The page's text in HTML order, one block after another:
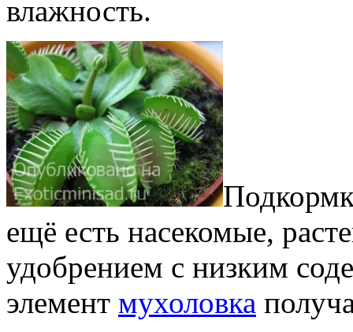
влажность.
ещё есть насекомые,
удобрением с низким
элемент мухоловка